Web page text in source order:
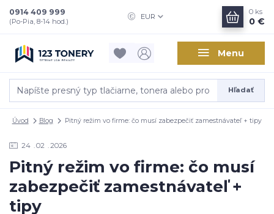
Menu
EUR
Hľadať
0914 409 999
(Po-Pia, 8-14 hod.)
0 ks
0 €
Úvod Blog Pitný režim vo firme: čo musí zabezpečiť zamestnávateľ + tipy
24 02 2026
Pitný režim vo firme: čo musí
zabezpečiť zamestnávateľ +
tipy